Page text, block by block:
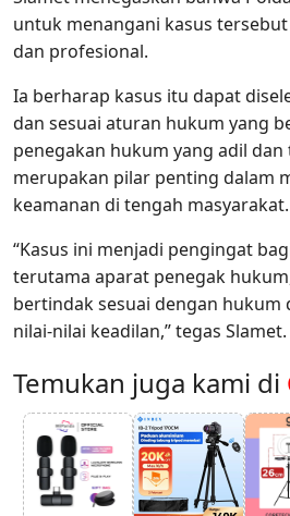
untuk menangani kasus
dan profesional.
Ia berharap kasus itu dapat
dan sesuai aturan hukum yang
penegakan hukum yang adil
merupakan pilar penting dalam
keamanan di tengah masyarakat.
“Kasus ini menjadi pengingat
terutama aparat penegak
bertindak sesuai dengan
nilai-nilai keadilan,” tegas Slamet.
Temukan juga kami di